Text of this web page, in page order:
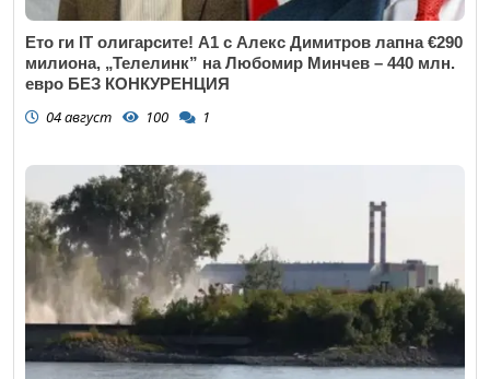
Ето ги IT олигарсите! А1 с Алекс Димитров лапна €290
милиона, „Телелинк” на Любомир Минчев – 440 млн.
евро БЕЗ КОНКУРЕНЦИЯ
04 август 100 1